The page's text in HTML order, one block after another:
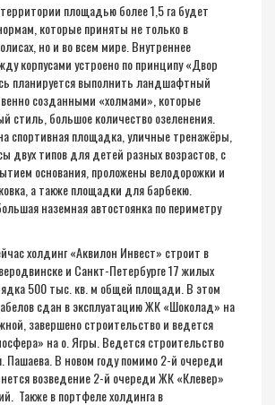
площадью более 1,5 га будет
которые приняты не только в
но и во всем мире. Внутреннее
корпусами устроено по принципу «Двор
планируется выполнить ландшафтный
созданными «холмами», которые
стиль, большое количество озеленения.
спортивная площадка, уличные тренажёры,
двух типов для детей разных возрастов, с
основания, проложены велодорожки и
а также площадки для барбекю.
наземная автостоянка по периметру
холдинг «Аквилон Инвест» строит в
и Санкт-Петербурге 17 жилых
500 тыс. кв. м общей площади. В этом
сдан в эксплуатацию ЖК «Шоколад» на
завершено строительство и ведется
на о. Ягры . Ведется строительство
Пашаева. В новом году помимо 2-й очереди
возведение 2-й очереди ЖК «Клевер»
Также в портфеле холдинга в